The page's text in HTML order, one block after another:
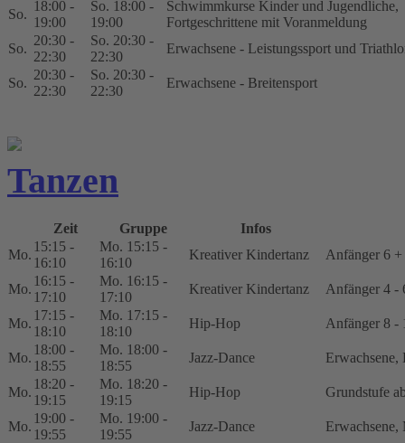
So.
18:00 -
19:00
So. 18:00 -
19:00
Schwimmkurse Kinder und Jugendliche,
Fortgeschrittene mit Voranmeldung
So.
20:30 -
22:30
So. 20:30 -
22:30
Erwachsene - Leistungssport und
So.
20:30 -
22:30
So. 20:30 -
22:30
Erwachsene - Breitensport
Tanzen
Zeit Gruppe
Infos
Mo.
15:15 -
16:10
Mo. 15:15 -
16:10
Kreativer Kindertanz Anfänger 6 +
Mo.
16:15 -
17:10
Mo. 16:15 -
17:10
Kreativer Kindertanz Anfänger 4 -
Mo.
17:15 -
18:10
Mo. 17:15 -
18:10
Hip-Hop Anfänger 8 -
Mo.
18:00 -
18:55
Mo. 18:00 -
18:55
Jazz-Dance Erwachsene,
Mo.
18:20 -
19:15
Mo. 18:20 -
19:15
Hip-Hop Grundstufe
Mo.
19:00 -
19:55
Mo. 19:00 -
19:55
Jazz-Dance